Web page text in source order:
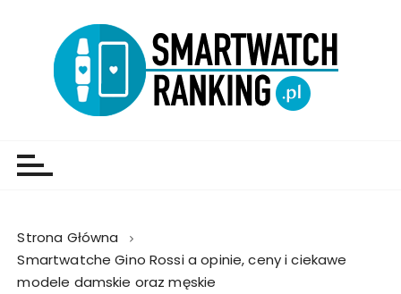
Strona Główna
Smartwatche Gino Rossi a opinie, ceny i ciekawe
modele damskie oraz męskie